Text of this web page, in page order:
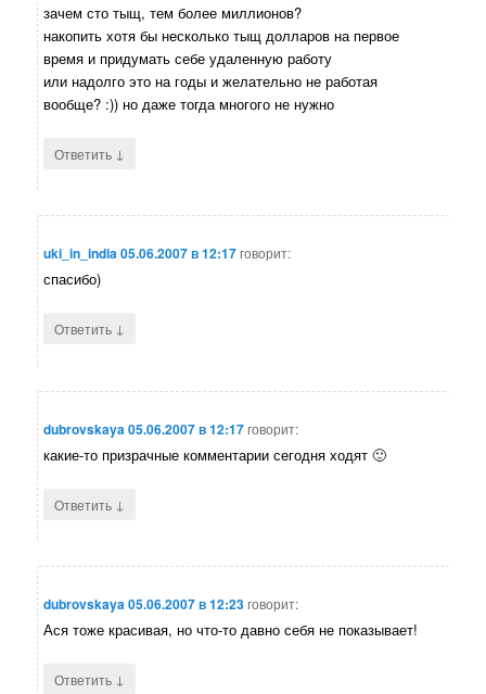
зачем сто тыщ, тем более миллионов?
накопить хотя бы несколько тыщ долларов на первое
время и придумать себе удаленную работу
или надолго это на годы и желательно не работая
вообще? :)) но даже тогда многого не нужно
Ответить ↓
uki_in_india05.06.2007 в 12:17говорит:
спасибо)
Ответить ↓
dubrovskaya05.06.2007 в 12:17говорит:
какие-то призрачные комментарии сегодня ходят 🙂
Ответить ↓
dubrovskaya05.06.2007 в 12:23говорит:
Ася тоже красивая, но что-то давно себя не показывает!
Ответить ↓